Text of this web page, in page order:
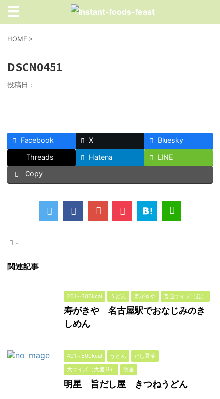
HOME >
DSCN0451
投稿日：
Facebook X
Bluesky
Threads
Hatena
LINE
Copy
-
関連記事
201～300kcal うどん 寿がきや 普通サイズ（並）
寿がきや 名古屋駅でおなじみのき
しめん
401～500kcal うどん
だし醤油
大サイズ（大盛り）
明星
明星 旨だし屋 きつねうどん